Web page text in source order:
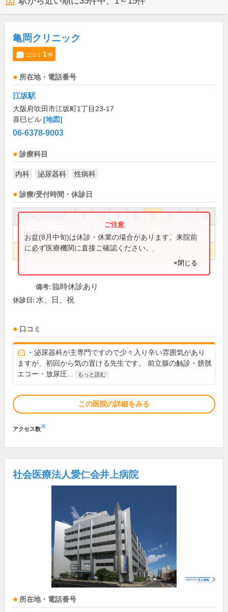
亀岡クリニック
口コミ 1件
所在地・電話番号
江坂駅
大阪府吹田市江坂町1丁目23-17
喜巳ビル [地図]
06-6378-9003
診療科目
内科 泌尿器科 性病科
診療/受付時間・休診日
祝
10:00～13:30 ● ● ● ●
16:00～19:30 ● ● ●
お盆(8月中旬)は休診・休業の場合があります。来院前
に必ず医療機関に直接ご確認ください。
×閉じる
備考: 臨時休診あり
休診日: 水、日、祝
口コミ
・泌尿器科が主専門ですので少々入り辛い雰囲気があり
ますが、初回から気の置ける先生です。 前立腺の触診・膀胱
エコー・放尿圧...
もっと読む
この医院の詳細をみる
アクセス数※
社会医療法人愛仁会井上病院
所在地・電話番号